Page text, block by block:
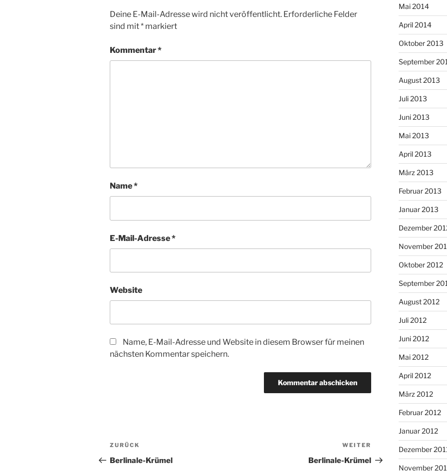
Deine E-Mail-Adresse wird nicht veröffentlicht. Erforderliche Felder
sind mit* markiert
Kommentar*
Name*
E-Mail-Adresse*
Website
Name, E-Mail-Adresse und Website in diesem Browser für meinen
nächsten Kommentar speichern.
Beitragsnavigation
Vorheriger
Beitrag
ZURÜCK
Berlinale-Krümel
Nächster
Beitrag
WEITER
Berlinale-Krümel
Mai 2014
April 2014
Oktober 2013
September
August 2013
Juli 2013
Juni 2013
Mai 2013
April 2013
März 2013
Februar 2013
Januar 2013
Dezember
November
Oktober 2012
September
August 2012
Juli 2012
Juni 2012
Mai 2012
April 2012
März 2012
Februar 2012
Januar 2012
Dezember
November